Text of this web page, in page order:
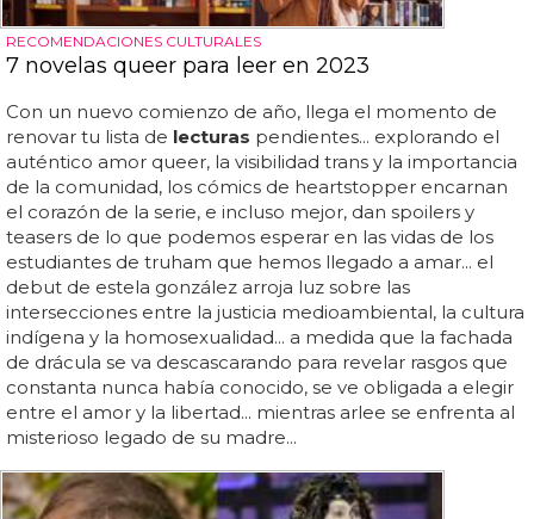
RECOMENDACIONES CULTURALES
7 novelas queer para leer en 2023
Con un nuevo comienzo de año, llega el momento de
renovar tu lista de lecturas pendientes... explorando el
auténtico amor queer, la visibilidad trans y la importancia
de la comunidad, los cómics de heartstopper encarnan
el corazón de la serie, e incluso mejor, dan spoilers y
teasers de lo que podemos esperar en las vidas de los
estudiantes de truham que hemos llegado a amar... el
debut de estela gonzález arroja luz sobre las
intersecciones entre la justicia medioambiental, la cultura
indígena y la homosexualidad... a medida que la fachada
de drácula se va descascarando para revelar rasgos que
constanta nunca había conocido, se ve obligada a elegir
entre el amor y la libertad... mientras arlee se enfrenta al
misterioso legado de su madre...